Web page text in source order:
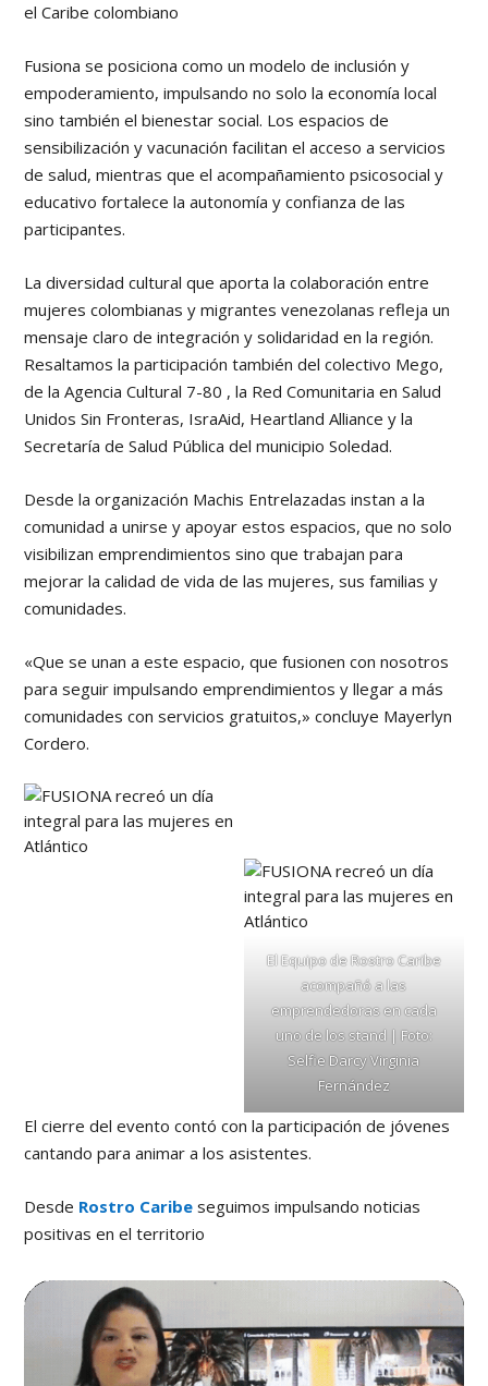
el Caribe colombiano
Fusiona se posiciona como un modelo de inclusión y
empoderamiento, impulsando no solo la economía local
sino también el bienestar social. Los espacios de
sensibilización y vacunación facilitan el acceso a servicios
de salud, mientras que el acompañamiento psicosocial y
educativo fortalece la autonomía y confianza de las
participantes.
La diversidad cultural que aporta la colaboración entre
mujeres colombianas y migrantes venezolanas refleja un
mensaje claro de integración y solidaridad en la región.
Resaltamos la participación también del colectivo Mego,
de la Agencia Cultural 7-80 , la Red Comunitaria en Salud
Unidos Sin Fronteras, IsraAid, Heartland Alliance y la
Secretaría de Salud Pública del municipio Soledad.
Desde la organización Machis Entrelazadas instan a la
comunidad a unirse y apoyar estos espacios, que no solo
visibilizan emprendimientos sino que trabajan para
mejorar la calidad de vida de las mujeres, sus familias y
comunidades.
«Que se unan a este espacio, que fusionen con nosotros
para seguir impulsando emprendimientos y llegar a más
comunidades con servicios gratuitos,» concluye Mayerlyn
Cordero.
El Equipo de Rostro Caribe
acompañó a las
emprendedoras en cada
uno de los stand | Foto:
Selfie Darcy Virginia
Fernández
El cierre del evento contó con la participación de jóvenes
cantando para animar a los asistentes.
Desde Rostro Caribe seguimos impulsando noticias
positivas en el territorio